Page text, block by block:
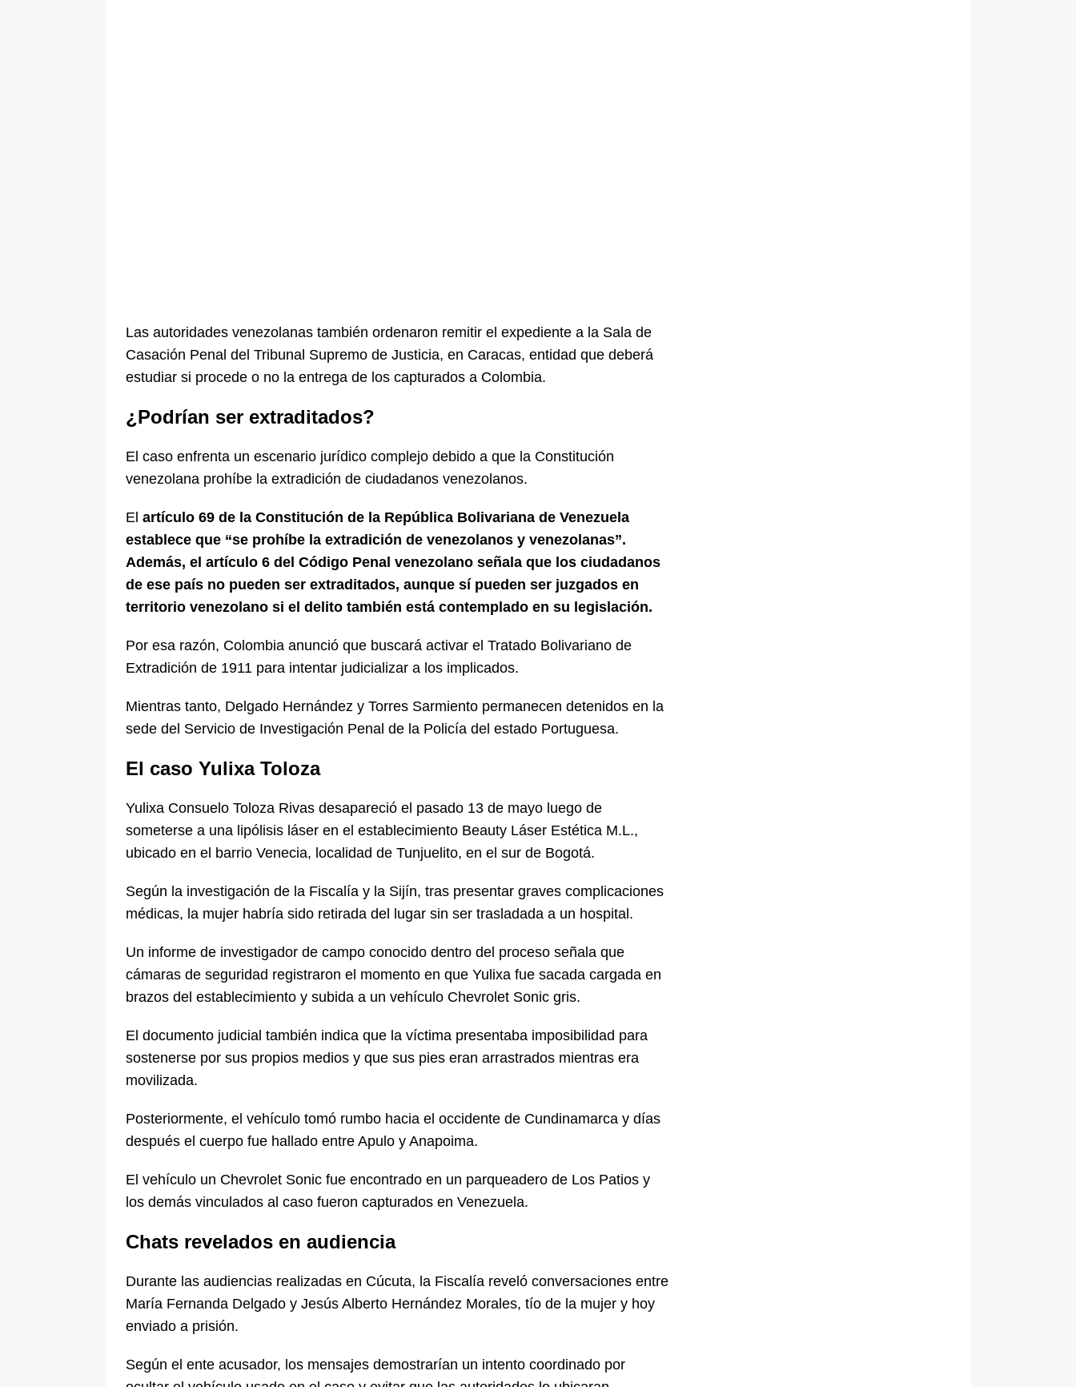
Las autoridades venezolanas también ordenaron remitir el expediente a la Sala de
Casación Penal del Tribunal Supremo de Justicia, en Caracas, entidad que deberá
estudiar si procede o no la entrega de los capturados a Colombia.
¿Podrían ser extraditados?
El caso enfrenta un escenario jurídico complejo debido a que la Constitución
venezolana prohíbe la extradición de ciudadanos venezolanos.
El artículo 69 de la Constitución de la República Bolivariana de Venezuela
establece que “se prohíbe la extradición de venezolanos y venezolanas”.
Además, el artículo 6 del Código Penal venezolano señala que los ciudadanos
de ese país no pueden ser extraditados, aunque sí pueden ser juzgados en
territorio venezolano si el delito también está contemplado en su legislación.
Por esa razón, Colombia anunció que buscará activar el Tratado Bolivariano de
Extradición de 1911 para intentar judicializar a los implicados.
Mientras tanto, Delgado Hernández y Torres Sarmiento permanecen detenidos en la
sede del Servicio de Investigación Penal de la Policía del estado Portuguesa.
El caso Yulixa Toloza
Yulixa Consuelo Toloza Rivas desapareció el pasado 13 de mayo luego de
someterse a una lipólisis láser en el establecimiento Beauty Láser Estética M.L.,
ubicado en el barrio Venecia, localidad de Tunjuelito, en el sur de Bogotá.
Según la investigación de la Fiscalía y la Sijín, tras presentar graves complicaciones
médicas, la mujer habría sido retirada del lugar sin ser trasladada a un hospital.
Un informe de investigador de campo conocido dentro del proceso señala que
cámaras de seguridad registraron el momento en que Yulixa fue sacada cargada en
brazos del establecimiento y subida a un vehículo Chevrolet Sonic gris.
El documento judicial también indica que la víctima presentaba imposibilidad para
sostenerse por sus propios medios y que sus pies eran arrastrados mientras era
movilizada.
Posteriormente, el vehículo tomó rumbo hacia el occidente de Cundinamarca y días
después el cuerpo fue hallado entre Apulo y Anapoima.
El vehículo un Chevrolet Sonic fue encontrado en un parqueadero de Los Patios y
los demás vinculados al caso fueron capturados en Venezuela.
Chats revelados en audiencia
Durante las audiencias realizadas en Cúcuta, la Fiscalía reveló conversaciones entre
María Fernanda Delgado y Jesús Alberto Hernández Morales, tío de la mujer y hoy
enviado a prisión.
Según el ente acusador, los mensajes demostrarían un intento coordinado por